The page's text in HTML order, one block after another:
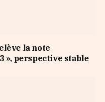
la note
», perspective stable